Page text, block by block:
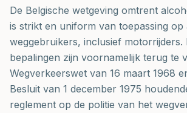
De Belgische wetgeving omtrent
is strikt en uniform van toepassing op
weggebruikers, inclusief motorrijders.
bepalingen zijn voornamelijk terug te
Wegverkeerswet van 16 maart 1968
Besluit van 1 december 1975
reglement op de politie van het